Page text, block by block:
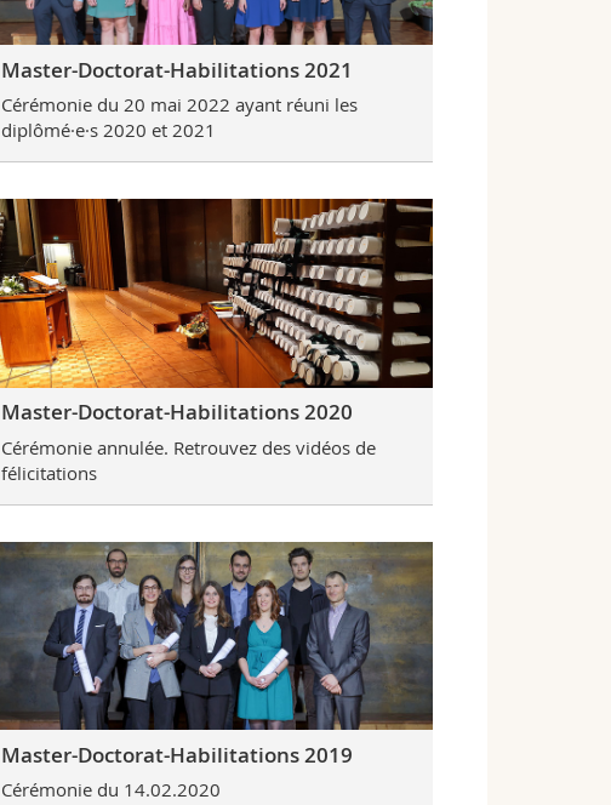
Master-Doctorat-Habilitations 2021
Cérémonie du 20 mai 2022 ayant réuni les
diplômé·e·s 2020 et 2021
Master-Doctorat-Habilitations 2020
Cérémonie annulée. Retrouvez des vidéos de
félicitations
Master-Doctorat-Habilitations 2019
Cérémonie du 14.02.2020